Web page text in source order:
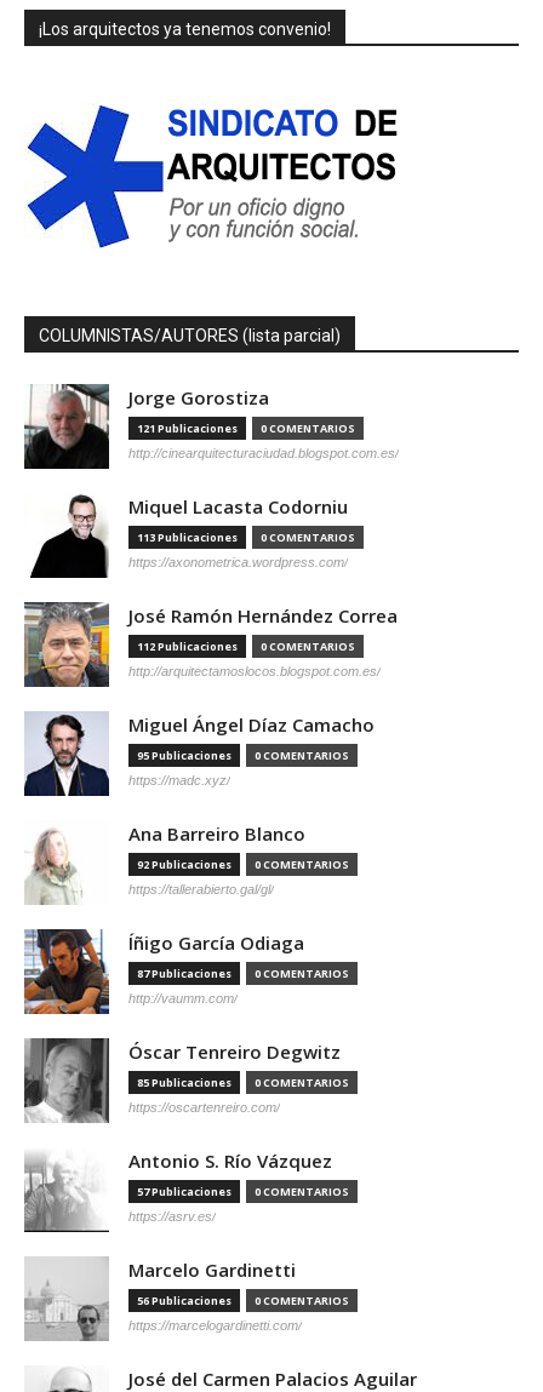
¡Los arquitectos ya tenemos convenio!
COLUMNISTAS/AUTORES (lista parcial)
Jorge Gorostiza
121 Publicaciones 0 COMENTARIOS
http://cinearquitecturaciudad.blogspot.com.es/
Miquel Lacasta Codorniu
113 Publicaciones 0 COMENTARIOS
https://axonometrica.wordpress.com/
José Ramón Hernández Correa
112 Publicaciones 0 COMENTARIOS
http://arquitectamoslocos.blogspot.com.es/
Miguel Ángel Díaz Camacho
95 Publicaciones 0 COMENTARIOS
https://madc.xyz/
Ana Barreiro Blanco
92 Publicaciones 0 COMENTARIOS
https://tallerabierto.gal/gl/
Íñigo García Odiaga
87 Publicaciones 0 COMENTARIOS
http://vaumm.com/
Óscar Tenreiro Degwitz
85 Publicaciones 0 COMENTARIOS
https://oscartenreiro.com/
Antonio S. Río Vázquez
57 Publicaciones 0 COMENTARIOS
https://asrv.es/
Marcelo Gardinetti
56 Publicaciones 0 COMENTARIOS
https://marcelogardinetti.com/
José del Carmen Palacios Aguilar